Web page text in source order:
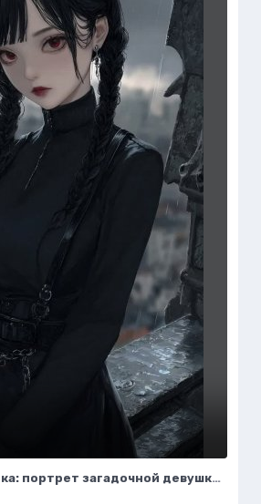
Таинственная готика: портрет загадочной девушки на крыше. Изображение из нейросети Midjourney